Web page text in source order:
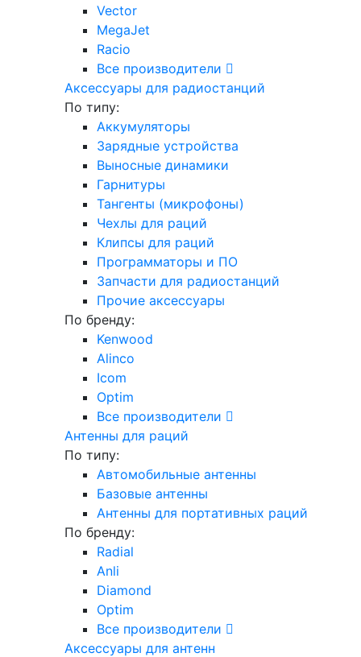
Vector
MegaJet
Racio
Все производители
Аксессуары для радиостанций
По типу:
Аккумуляторы
Зарядные устройства
Выносные динамики
Гарнитуры
Тангенты (микрофоны)
Чехлы для раций
Клипсы для раций
Программаторы и ПО
Запчасти для радиостанций
Прочие аксессуары
По бренду:
Kenwood
Alinco
Icom
Optim
Все производители
Антенны для раций
По типу:
Автомобильные антенны
Базовые антенны
Антенны для портативных раций
По бренду:
Radial
Anli
Diamond
Optim
Все производители
Аксессуары для антенн